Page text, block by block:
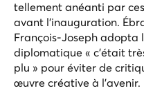
tellement anéanti par
avant l'inauguration.
François-Joseph adopta
diplomatique « c'était
plu » pour éviter de
œuvre créative à l'avenir.